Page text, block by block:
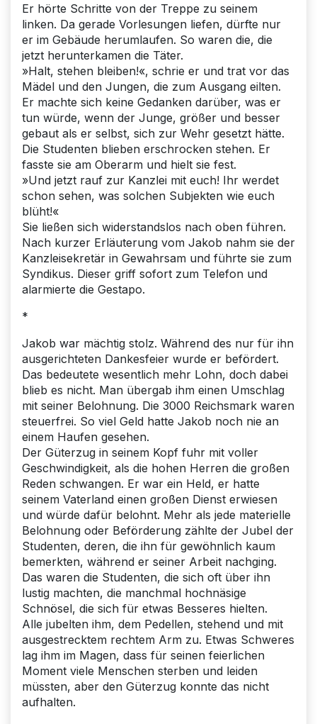
Er hörte Schritte von der Treppe zu seinem
linken. Da gerade Vorlesungen liefen, dürfte nur
er im Gebäude herumlaufen. So waren die, die
jetzt herunterkamen die Täter.
»Halt, stehen bleiben!«, schrie er und trat vor das
Mädel und den Jungen, die zum Ausgang eilten.
Er machte sich keine Gedanken darüber, was er
tun würde, wenn der Junge, größer und besser
gebaut als er selbst, sich zur Wehr gesetzt hätte.
Die Studenten blieben erschrocken stehen. Er
fasste sie am Oberarm und hielt sie fest.
»Und jetzt rauf zur Kanzlei mit euch! Ihr werdet
schon sehen, was solchen Subjekten wie euch
blüht!«
Sie ließen sich widerstandslos nach oben führen.
Nach kurzer Erläuterung vom Jakob nahm sie der
Kanzleisekretär in Gewahrsam und führte sie zum
Syndikus. Dieser griff sofort zum Telefon und
alarmierte die Gestapo.
*
Jakob war mächtig stolz. Während des nur für ihn
ausgerichteten Dankesfeier wurde er befördert.
Das bedeutete wesentlich mehr Lohn, doch dabei
blieb es nicht. Man übergab ihm einen Umschlag
mit seiner Belohnung. Die 3000 Reichsmark waren
steuerfrei. So viel Geld hatte Jakob noch nie an
einem Haufen gesehen.
Der Güterzug in seinem Kopf fuhr mit voller
Geschwindigkeit, als die hohen Herren die großen
Reden schwangen. Er war ein Held, er hatte
seinem Vaterland einen großen Dienst erwiesen
und würde dafür belohnt. Mehr als jede materielle
Belohnung oder Beförderung zählte der Jubel der
Studenten, deren, die ihn für gewöhnlich kaum
bemerkten, während er seiner Arbeit nachging.
Das waren die Studenten, die sich oft über ihn
lustig machten, die manchmal hochnäsige
Schnösel, die sich für etwas Besseres hielten.
Alle jubelten ihm, dem Pedellen, stehend und mit
ausgestrecktem rechtem Arm zu. Etwas Schweres
lag ihm im Magen, dass für seinen feierlichen
Moment viele Menschen sterben und leiden
müssten, aber den Güterzug konnte das nicht
aufhalten.